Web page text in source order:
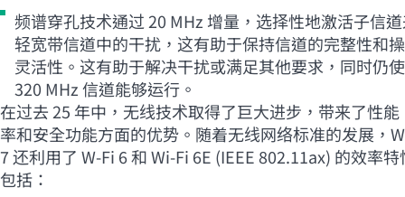
频谱穿孔技术通过 20 MHz 增量，选择性地激活子信
轻宽带信道中的干扰，这有助于保持信道的完整性和
灵活性。这有助于解决干扰或满足其他要求，同时仍使
320 MHz 信道能够运行。
在过去 25 年中，无线技术取得了巨大进步，带来了性能
率和安全功能方面的优势。随着无线网络标准的发展，
7 还利用了 W-Fi 6 和Wi-Fi 6E (IEEE 802.11ax) 的效率
包括：